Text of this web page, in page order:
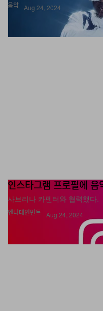
음악 Aug 24, 2024
엔터테인먼트
인스타그램 프로필에
사브리나 카펜터와 협력했다.
Aug 24, 2024